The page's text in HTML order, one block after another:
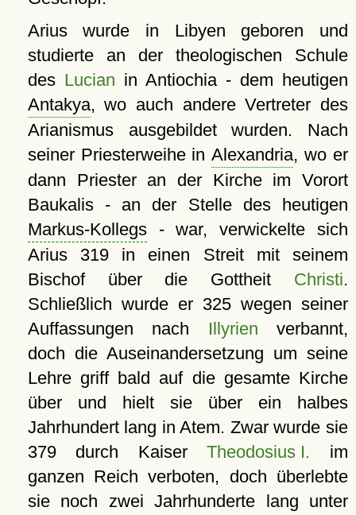
Arius wurde in Libyen geboren und
studierte an der theologischen Schule
des Lucian in Antiochia - dem heutigen
Antakya, wo auch andere Vertreter des
Arianismus ausgebildet wurden. Nach
seiner Priesterweihe inAlexandria, wo er
dann Priester an der Kirche im Vorort
Baukalis - an der Stelle des heutigen
Markus-Kollegs- war, verwickelte sich
Arius 319 in einen Streit mit seinem
Bischof über die Gottheit Christi.
Schließlich wurde er 325 wegen seiner
Auffassungen nach Illyrien verbannt,
doch die Auseinandersetzung um seine
Lehre griff bald auf die gesamte Kirche
über und hielt sie über ein halbes
Jahrhundert lang in Atem. Zwar wurde sie
379 durch KaiserTheodosius I. im
ganzen Reich verboten, doch überlebte
sie noch zwei Jahrhunderte lang unter